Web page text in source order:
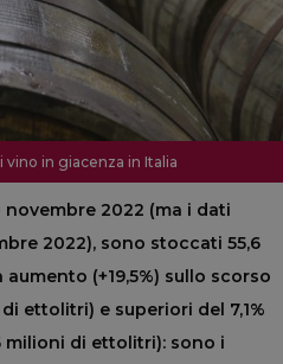
in giacenza in Italia
2022 (ma i dati
2022), sono stoccati 55,6
(+19,5%) sullo scorso
ettolitri) e superiori del 7,1%
milioni di ettolitri): sono i